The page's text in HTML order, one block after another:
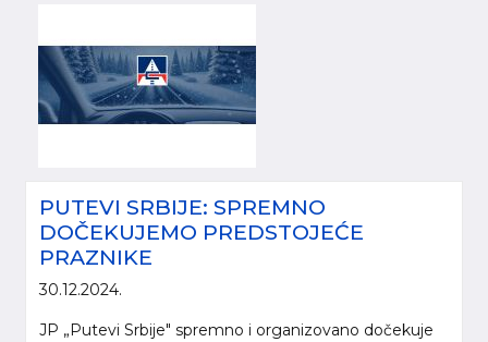
PUTEVI SRBIJE: SPREMNO
DOČEKUJEMO PREDSTOJEĆE
PRAZNIKE
30.12.2024.
JP „Putevi Srbije" spremno i organizovano dočekuje